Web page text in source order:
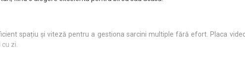
spațiu și viteză pentru a gestiona sarcini multiple fără efort. Placa
zi.